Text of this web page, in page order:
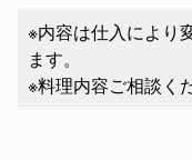
※内容は仕入により
ます。
※料理内容ご相談く